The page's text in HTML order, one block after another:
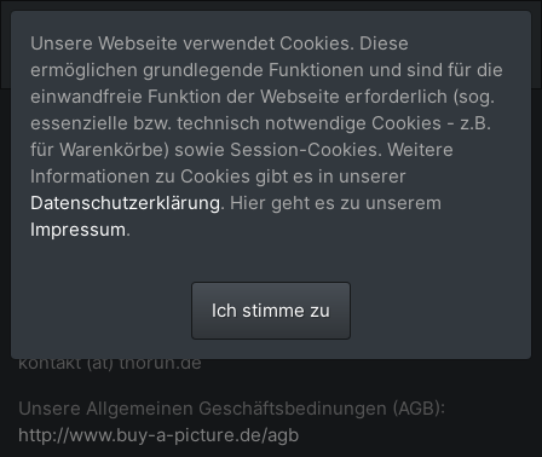
Impressum
Maike Thorun
Aegidienberger Str. 33 • 53604 Bad Honnef -
T: +49 2224 989992 (abends)
https://wa.me/492224989992
nur bei Aufruf von einem Handy)
kontakt (at) thorun.de
Unsere Allgemeinen Geschäftsbedinungen (AGB):
http://www.buy-a-picture.de/agb
Unsere Webseite verwendet Cookies. Diese
ermöglichen grundlegende Funktionen und sind für die
einwandfreie Funktion der Webseite erforderlich (sog.
essenzielle bzw. technisch notwendige Cookies - z.B.
für Warenkörbe) sowie Session-Cookies. Weitere
Informationen zu Cookies gibt es in unserer
Datenschutzerklärung. Hier geht es zu unserem
Impressum.
Ich stimme zu